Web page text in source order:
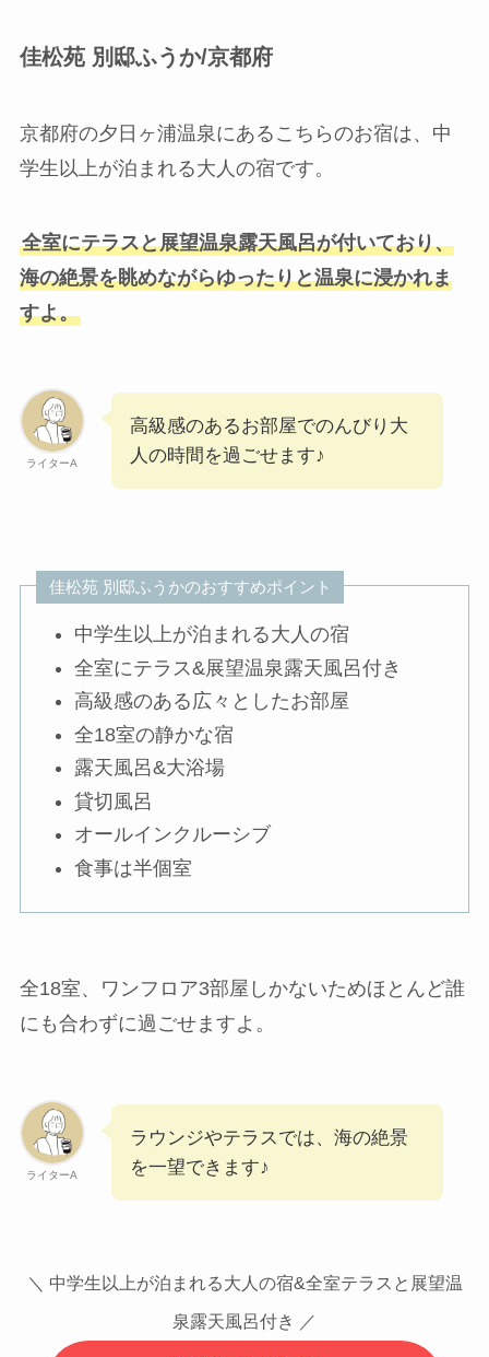
佳松苑 別邸ふうか/京都府
京都府の夕日ヶ浦温泉にあるこちらのお宿は、中
学生以上が泊まれる大人の宿です。
全室にテラスと展望温泉露天風呂が付いており、
海の絶景を眺めながらゆったりと温泉に浸かれま
すよ。
ライターA
高級感のあるお部屋でのんびり大
人の時間を過ごせます♪
佳松苑 別邸ふうかのおすすめポイント
中学生以上が泊まれる大人の宿
全室にテラス&展望温泉露天風呂付き
高級感のある広々としたお部屋
全18室の静かな宿
露天風呂&大浴場
貸切風呂
オールインクルーシブ
食事は半個室
全18室、ワンフロア3部屋しかないためほとんど誰
にも合わずに過ごせますよ。
ライターA
ラウンジやテラスでは、海の絶景
を一望できます♪
＼ 中学生以上が泊まれる大人の宿&全室テラスと展望温
泉露天風呂付き ／